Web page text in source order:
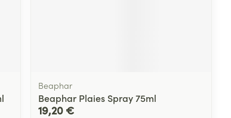
Beaphar
Beaphar Plaies Spray 75ml
19,20 €